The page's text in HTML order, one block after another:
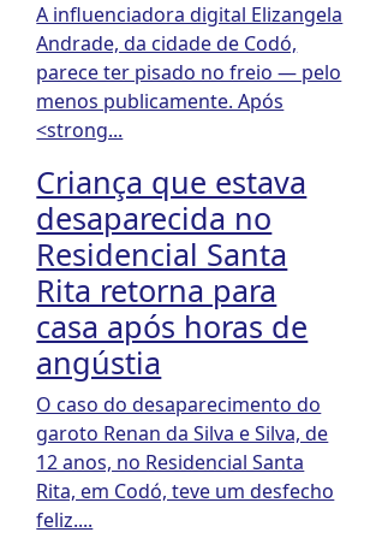
A influenciadora digital Elizangela
Andrade, da cidade de Codó,
parece ter pisado no freio — pelo
menos publicamente. Após
<strong...
Criança que estava
desaparecida no
Residencial Santa
Rita retorna para
casa após horas de
angústia
O caso do desaparecimento do
garoto Renan da Silva e Silva, de
12 anos, no Residencial Santa
Rita, em Codó, teve um desfecho
feliz....